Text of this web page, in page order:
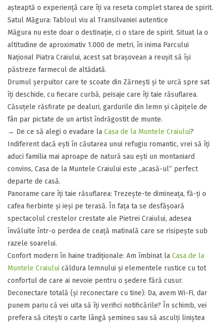
așteaptă o experiență care îți va reseta complet starea de spirit.
​Satul Măgura: Tabloul viu al Transilvaniei autentice
​Măgura nu este doar o destinație, ci o stare de spirit. Situat la o
altitudine de aproximativ 1.000 de metri, în inima Parcului
Național Piatra Craiului, acest sat brașovean a reușit să își
păstreze farmecul de altădată.
​Drumul șerpuitor care te scoate din Zărnești și te urcă spre sat
îți deschide, cu fiecare curbă, peisaje care îți taie răsuflarea.
Căsuțele răsfirate pe dealuri, gardurile din lemn și căpițele de
fân par pictate de un artist îndrăgostit de munte.
​→ De ce să alegi o evadare la Casa de la Muntele Craiului?
​Indiferent dacă ești în căutarea unui refugiu romantic, vrei să îți
aduci familia mai aproape de natură sau ești un montaniard
convins, Casa de la Muntele Craiului este „acasă-ul” perfect
departe de casă.
​Panorame care îți taie răsuflarea: Trezește-te dimineața, fă-ți o
cafea fierbinte și ieși pe terasă. În fața ta se desfășoară
spectacolul crestelor crestate ale Pietrei Craiului, adesea
învăluite într-o perdea de ceață matinală care se risipește sub
razele soarelui.
​Confort modern în haine tradiționale: Am îmbinat la Casa de la
Muntele Craiului căldura lemnului și elementele rustice cu tot
confortul de care ai nevoie pentru o ședere fără cusur.
​Deconectare totală (și reconectare cu tine): Da, avem Wi-Fi, dar
punem pariu că vei uita să îți verifici notificările? În schimb, vei
prefera să citești o carte lângă șemineu sau să asculți liniștea